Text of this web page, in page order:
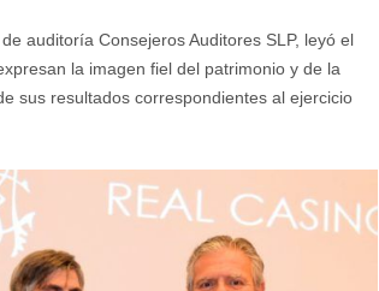
auditoría Consejeros Auditores SLP, leyó el
la imagen fiel del patrimonio y de la
sus resultados correspondientes al ejercicio